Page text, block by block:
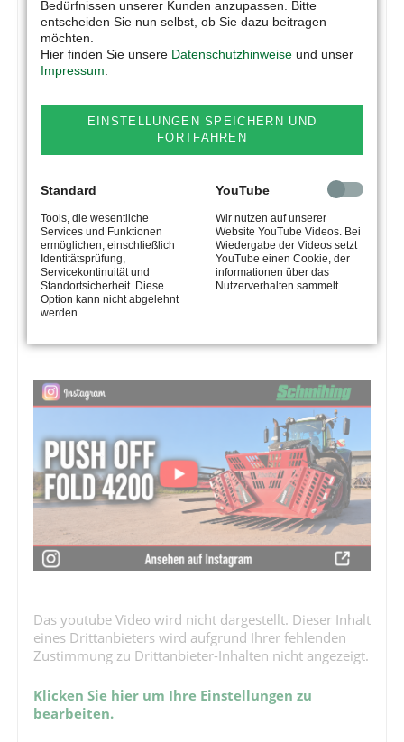
Das youtube Video wird nicht dargestellt. Dieser Inhalt
eines Drittanbieters wird aufgrund Ihrer fehlenden
Zustimmung zu Drittanbieter-Inhalten nicht angezeigt.
Klicken Sie hier um Ihre Einstellungen zu
bearbeiten.
Bedürfnissen unserer Kunden anzupassen. Bitte
entscheiden Sie nun selbst, ob Sie dazu beitragen
möchten.
Hier finden Sie unsere Datenschutzhinweise und unser
Impressum
EINSTELLUNGEN SPEICHERN UND
FORTFAHREN
Standard
Tools, die wesentliche
Services und Funktionen
ermöglichen, einschließlich
Identitätsprüfung,
Servicekontinuität und
Standortsicherheit. Diese
Option kann nicht abgelehnt
werden.
YouTube
Wir nutzen auf unserer
Website YouTube Videos. Bei
Wiedergabe der Videos setzt
YouTube einen Cookie, der
informationen über das
Nutzerverhalten sammelt.